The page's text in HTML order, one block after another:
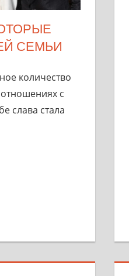
СЕМЬИ
количество
с
слава стала